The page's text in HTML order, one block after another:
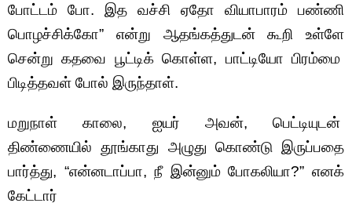
போட்டம் போ. இத வச்சி ஏதோ வியாபாரம் பண்ணி
பொழச்சிக்கோ” என்று ஆதங்கத்துடன் கூறி உள்ளே
சென்று கதவை பூட்டிக் கொள்ள, பாட்டியோ பிரம்மை
பிடித்தவள் போல் இருந்தாள்.
மறுநாள் காலை, ஐயர் அவன், பெட்டியுடன்
திண்ணையில் தூங்காது அழுது கொண்டு இருப்பதை
பார்த்து, “என்னடாப்பா, நீ இன்னும் போகலியா?” எனக்
கேட்டார்